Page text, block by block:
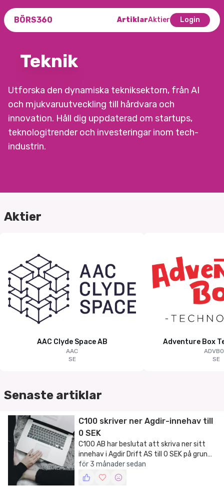
BÖRS360 ArtiklarAktier Login
Teknik
Utforska den dynamiska tekniksektorn, från AI
och mjukvaruutveckling till hårdvara och
innovation. Håll dig uppdaterad om startups,
teknologitrender och investeringar inom tech-
industrin.
Aktier
AAC Clyde Space AB
AAC
SE
Adventure Box
SE
Senaste artiklar
C100 skriver ner Agdir-innehav till
0 SEK
C100 AB har beslutat att skriva ner sitt
innehav i Agdir Drift AS till 0 SEK på grund
av Agdirs finansiella situation.
för 3 månader sedan